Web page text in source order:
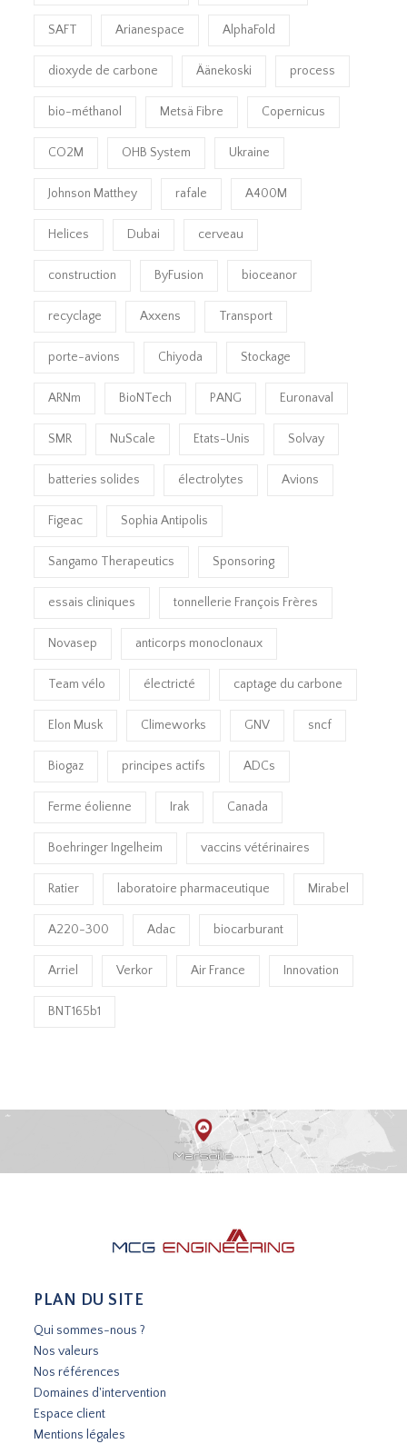
SAFT Arianespace AlphaFold
dioxyde de carbone Äänekoski process
bio-méthanol Metsä Fibre Copernicus
CO2M OHB System Ukraine
Johnson Matthey rafale A400M
Helices Dubai cerveau
construction ByFusion bioceanor
recyclage Axxens Transport
porte-avions Chiyoda Stockage
ARNm BioNTech PANG Euronaval
SMR NuScale Etats-Unis Solvay
batteries solides électrolytes Avions
Figeac Sophia Antipolis
Sangamo Therapeutics Sponsoring
essais cliniques tonnellerie François Frères
Novasep anticorps monoclonaux
Team vélo électricté captage du carbone
Elon Musk Climeworks GNV sncf
Biogaz principes actifs ADCs
Ferme éolienne Irak Canada
Boehringer Ingelheim vaccins vétérinaires
Ratier laboratoire pharmaceutique Mirabel
A220-300 Adac biocarburant
Arriel Verkor Air France Innovation
BNT165b1
PLAN DU SITE
Qui sommes-nous ?
Nos valeurs
Nos références
Domaines d'intervention
Espace client
Mentions légales